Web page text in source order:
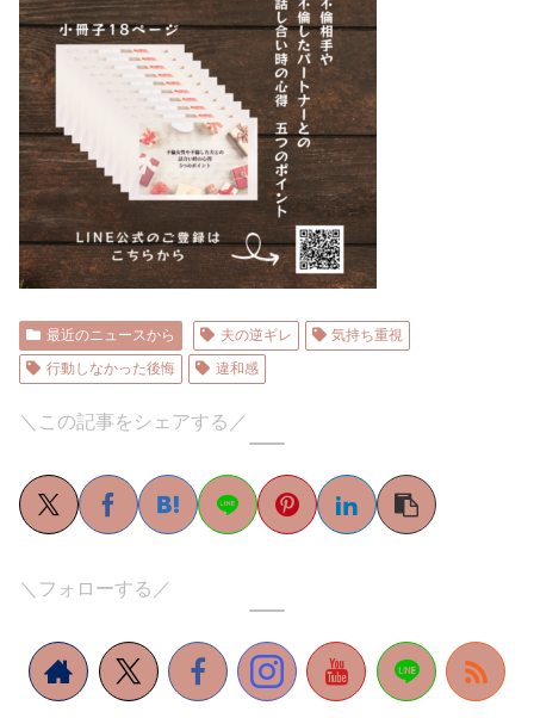
最近のニュースから 夫の逆ギレ
気持ち重視
行動しなかった後悔
違和感
＼この記事をシェアする／
＼フォローする／